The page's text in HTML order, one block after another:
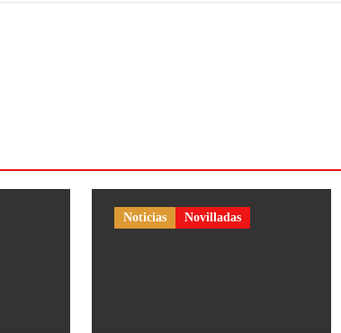
Noticias Novilladas